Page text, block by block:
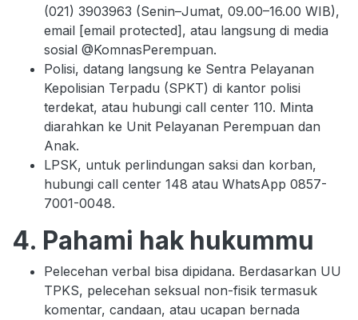
(021) 3903963 (Senin–Jumat, 09.00–16.00 WIB),
email [email protected], atau langsung di media
sosial @KomnasPerempuan.
Polisi, datang langsung ke Sentra Pelayanan
Kepolisian Terpadu (SPKT) di kantor polisi
terdekat, atau hubungi call center 110. Minta
diarahkan ke Unit Pelayanan Perempuan dan
Anak.
LPSK, untuk perlindungan saksi dan korban,
hubungi call center 148 atau WhatsApp 0857-
7001-0048.
4. Pahami hak hukummu
Pelecehan verbal bisa dipidana. Berdasarkan UU
TPKS, pelecehan seksual non-fisik termasuk
komentar, candaan, atau ucapan bernada